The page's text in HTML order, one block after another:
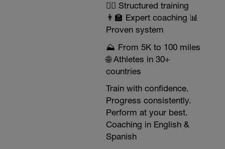
🏃‍♂️ Structured training
👨‍🏫 Expert coaching 📊
Proven system
⛰️ From 5K to 100 miles
🌐 Athletes in 30+
countries
Train with confidence.
Progress consistently.
Perform at your best.
Coaching in English &
Spanish